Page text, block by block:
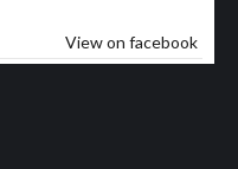
View on facebook